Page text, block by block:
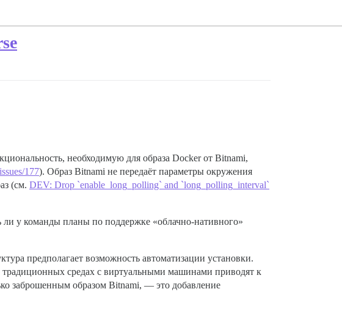
необходимую для образа Docker от Bitnami,
177). Образ Bitnami не передаёт параметры окружения
(см. DEV: Drop `enable_long_polling` and `long_polling_interval`
ли у команды планы по поддержке «облачно-нативного»
предполагает возможность автоматизации установки.
средах с виртуальными машинами приводят к
заброшенным образом Bitnami, — это добавление